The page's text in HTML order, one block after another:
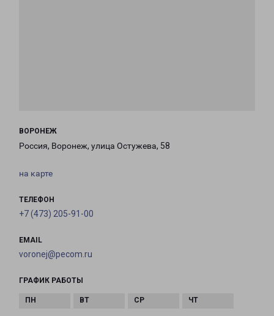
ВОРОНЕЖ
Россия, Воронеж, улица Остужева, 58
на карте
ТЕЛЕФОН
+7 (473) 205-91-00
EMAIL
voronej@pecom.ru
ГРАФИК РАБОТЫ